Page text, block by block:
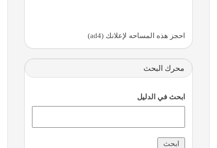
احجز هذه المساحه لإعلانك (ad4)
محرك البحث
ابحث في الدليل